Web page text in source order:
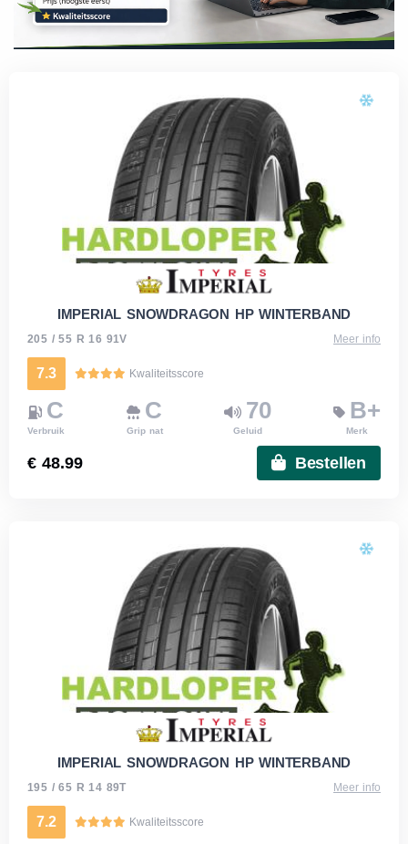
IMPERIAL SNOWDRAGON HP WINTERBAND
205 / 55 R 16 91V Meer info
7.3 Kwaliteitsscore
C
Verbruik
C
Grip nat
70
Geluid
B+
Merk
€ 48.99 Bestellen
IMPERIAL SNOWDRAGON HP WINTERBAND
195 / 65 R 14 89T Meer info
7.2 Kwaliteitsscore